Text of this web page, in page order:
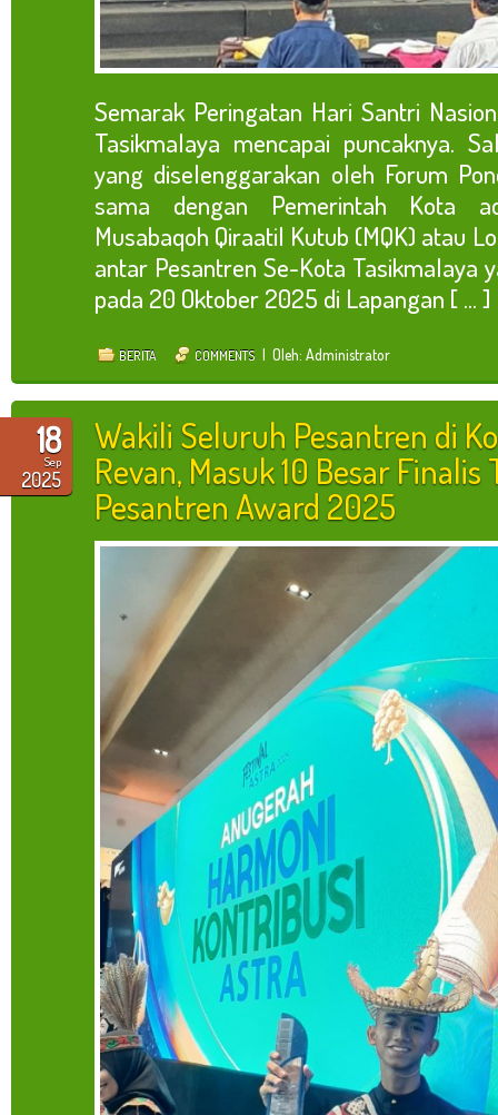
Semarak Peringatan Hari Santri
Tasikmalaya mencapai puncaknya.
yang diselenggarakan oleh Forum
sama dengan Pemerintah Kota
Musabaqoh Qiraatil Kutub (MQK) atau
antar Pesantren Se-Kota Tasikmalaya
pada 20 Oktober 2025 di Lapangan [ ... ]
BERITA COMMENTS | Oleh: Administrator
18
Sep
2025
Wakili Seluruh Pesantren di
Revan, Masuk 10 Besar
Pesantren Award 2025